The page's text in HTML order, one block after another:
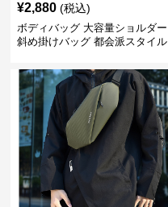
¥2,880 (税込)
ボディバッグ 大容量ショルダー
斜め掛けバッグ 都会派スタイル